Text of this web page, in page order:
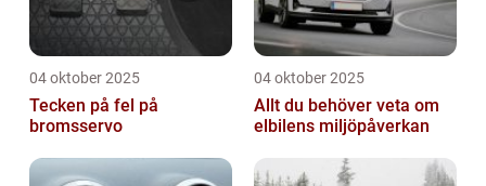
04 oktober 2025
Tecken på fel på
bromsservo
04 oktober 2025
Allt du behöver veta om
elbilens miljöpåverkan